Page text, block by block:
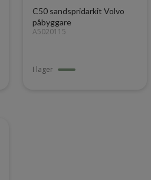
C50 sandspridarkit Volvo
påbyggare
A5020115
I lager